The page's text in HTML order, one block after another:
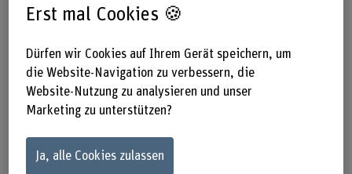
Das Wissenschaftscafé behandelt
aktuelle wissenschaftliche und
gesellschaftliche Fragen und
ermöglicht einen direkten Dialog
zwischen Publikum und Expert*innen.
Erst mal Cookies 🍪
Dürfen wir Cookies auf Ihrem Gerät speichern, um
die Website-Navigation zu verbessern, die
Website-Nutzung zu analysieren und unser
Marketing zu unterstützen?
Ja, alle Cookies zulassen